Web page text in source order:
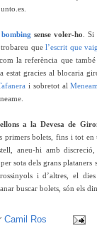
sense voler-ho .
quel’escrit que
la referència que
estat gracies al blocaria
i sobretot al
a la Devesa de
primers bolets, fins i tot en
aneu-hi amb
sota dels grans
i d’altres, el
buscar bolets, són els
Camil Ros